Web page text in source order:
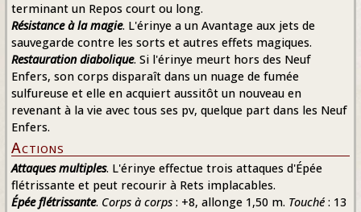
terminant un Repos court ou long.
Résistance à la magie. L'érinye a un Avantage aux jets de
sauvegarde contre les sorts et autres effets magiques.
Restauration diabolique. Si l'érinye meurt hors des Neuf
Enfers, son corps disparaît dans un nuage de fumée
sulfureuse et elle en acquiert aussitôt un nouveau en
revenant à la vie avec tous ses pv, quelque part dans les Neuf
Enfers.
Actions
Attaques multiples. L'érinye effectue trois attaques d'Épée
flétrissante et peut recourir à Rets implacables.
Épée flétrissante. Corps à corps : +8, allonge 1,50 m. Touché : 13